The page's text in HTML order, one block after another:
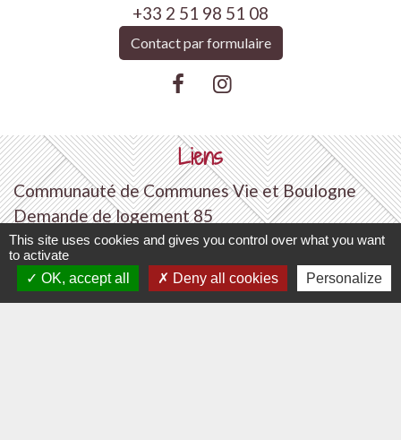
+33 2 51 98 51 08
Contact par formulaire
Liens
Communauté de Communes Vie et Boulogne
Demande de logement 85
Département de la Vendée
Région Pays de la Loire
Vendée Tourisme
This site uses cookies and gives you control over what you want
to activate
OK, accept all
Deny all cookies Personalize